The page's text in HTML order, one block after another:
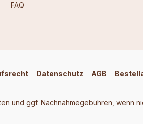
FAQ
Datenschutz AGB
und ggf. Nachnahmegebühren, wenn